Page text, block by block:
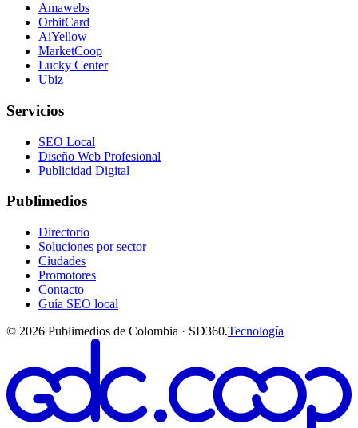
Amawebs
OrbitCard
AiYellow
MarketCoop
Lucky Center
Ubiz
Servicios
SEO Local
Diseño Web Profesional
Publicidad Digital
Publimedios
Directorio
Soluciones por sector
Ciudades
Promotores
Contacto
Guía SEO local
© 2026 Publimedios de Colombia · SD360.Tecnología